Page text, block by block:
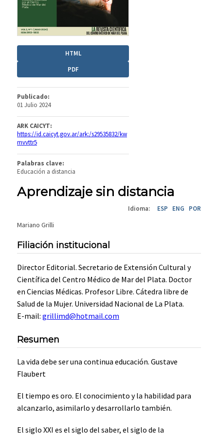
HTML
PDF
Publicado:
01 Julio 2024
ARK CAICYT:
https://id.caicyt.gov.ar/ark:/s29535832/kw
mvvttr5
Palabras clave:
Educación a distancia
Aprendizaje sin distancia
Idioma: ESP ENG POR
Mariano Grilli
Filiación institucional
Director Editorial. Secretario de Extensión Cultural y
Científica del Centro Médico de Mar del Plata. Doctor
en Ciencias Médicas. Profesor Libre. Cátedra libre de
Salud de la Mujer. Universidad Nacional de La Plata.
E-mail: grillimd@hotmail.com
Resumen
La vida debe ser una continua educación. Gustave
Flaubert
El tiempo es oro. El conocimiento y la habilidad para
alcanzarlo, asimilarlo y desarrollarlo también.
El siglo XXI es el siglo del saber, el siglo de la